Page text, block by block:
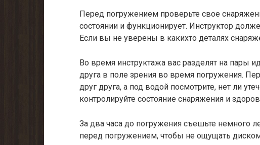
Перед погружением проверьте свое
состоянии и функционирует. Инструктор
Если вы не уверены в какихто деталях
Во время инструктажа вас разделят на пары
друга в поле зрения во время погружения.
друг друга, а под водой посмотрите, нет ли
контролируйте состояние снаряжения и
За два часа до погружения съешьте немного
перед погружением, чтобы не ощущать